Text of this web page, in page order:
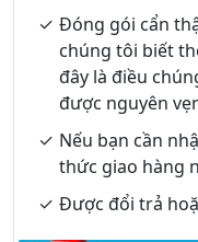
Đóng gói cẩn
chúng tôi biết
đây là điều
được nguyên
Nếu bạn cần
thức giao hàng
Được đổi trả